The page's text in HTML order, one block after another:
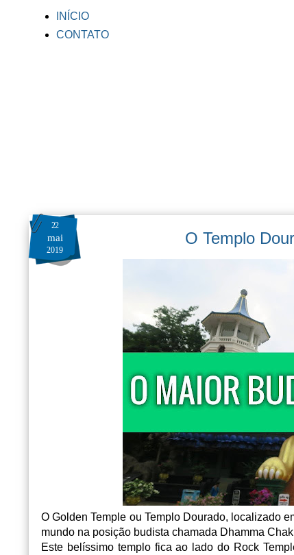
INÍCIO
CONTATO
22
mai
2019
O Templo
O Golden Temple ou Templo Dourado, localizado
mundo na posição budista chamada Dhamma
Este belíssimo templo fica ao lado do Rock